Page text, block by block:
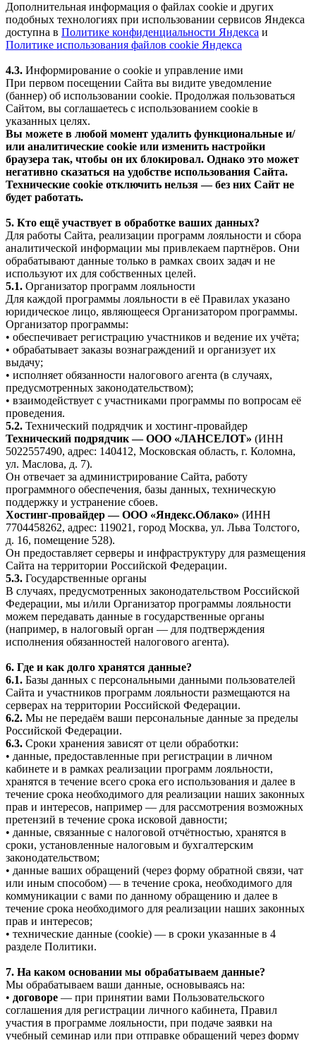
Дополнительная информация о файлах cookie и других
подобных технологиях при использовании сервисов Яндекса
доступна в Политике конфиденциальности Яндекса и
Политике использования файлов cookie Яндекса
4.3. Информирование о cookie и управление ими
При первом посещении Сайта вы видите уведомление
(баннер) об использовании cookie. Продолжая пользоваться
Сайтом, вы соглашаетесь с использованием cookie в
указанных целях.
Вы можете в любой момент удалить функциональные и/
или аналитические cookie или изменить настройки
браузера так, чтобы он их блокировал. Однако это может
негативно сказаться на удобстве использования Сайта.
Технические cookie отключить нельзя — без них Сайт не
будет работать.
5. Кто ещё участвует в обработке ваших данных?
Для работы Сайта, реализации программ лояльности и сбора
аналитической информации мы привлекаем партнёров. Они
обрабатывают данные только в рамках своих задач и не
используют их для собственных целей.
5.1. Организатор программ лояльности
Для каждой программы лояльности в её Правилах указано
юридическое лицо, являющееся Организатором программы.
Организатор программы:
• обеспечивает регистрацию участников и ведение их учёта;
• обрабатывает заказы вознаграждений и организует их
выдачу;
• исполняет обязанности налогового агента (в случаях,
предусмотренных законодательством);
• взаимодействует с участниками программы по вопросам её
проведения.
5.2. Технический подрядчик и хостинг-провайдер
Технический подрядчик — ООО «ЛАНСЕЛОТ» (ИНН
5022557490, адрес: 140412, Московская область, г. Коломна,
ул. Маслова, д. 7).
Он отвечает за администрирование Сайта, работу
программного обеспечения, базы данных, техническую
поддержку и устранение сбоев.
Хостинг-провайдер — ООО «Яндекс.Облако» (ИНН
7704458262, адрес: 119021, город Москва, ул. Льва Толстого,
д. 16, помещение 528).
Он предоставляет серверы и инфраструктуру для размещения
Сайта на территории Российской Федерации.
5.3. Государственные органы
В случаях, предусмотренных законодательством Российской
Федерации, мы и/или Организатор программы лояльности
можем передавать данные в государственные органы
(например, в налоговый орган — для подтверждения
исполнения обязанностей налогового агента).
6. Где и как долго хранятся данные?
6.1. Базы данных с персональными данными пользователей
Сайта и участников программ лояльности размещаются на
серверах на территории Российской Федерации.
6.2. Мы не передаём ваши персональные данные за пределы
Российской Федерации.
6.3. Сроки хранения зависят от цели обработки:
• данные, предоставленные при регистрации в личном
кабинете и в рамках реализации программ лояльности,
хранятся в течение всего срока его использования и далее в
течение срока необходимого для реализации наших законных
прав и интересов, например — для рассмотрения возможных
претензий в течение срока исковой давности;
• данные, связанные с налоговой отчётностью, хранятся в
сроки, установленные налоговым и бухгалтерским
законодательством;
• данные ваших обращений (через форму обратной связи, чат
или иным способом) — в течение срока, необходимого для
коммуникации с вами по данному обращению и далее в
течение срока необходимого для реализации наших законных
прав и интересов;
• технические данные (cookie) — в сроки указанные в 4
разделе Политики.
7. На каком основании мы обрабатываем данные?
Мы обрабатываем ваши данные, основываясь на:
• договоре — при принятии вами Пользовательского
соглашения для регистрации личного кабинета, Правил
участия в программе лояльности, при подаче заявки на
учебный семинар или при отправке обращений через форму